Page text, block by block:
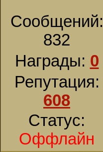
Сообщений:
832
Награды: 0
Репутация:
608
Статус:
Оффлайн